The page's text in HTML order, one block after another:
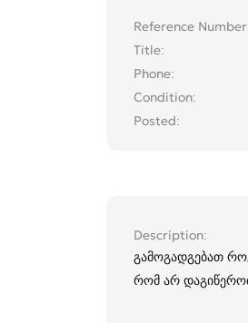
Reference Number
Title
Phone
Condition
Posted
Description
გამოგადგებათ
რომ არ